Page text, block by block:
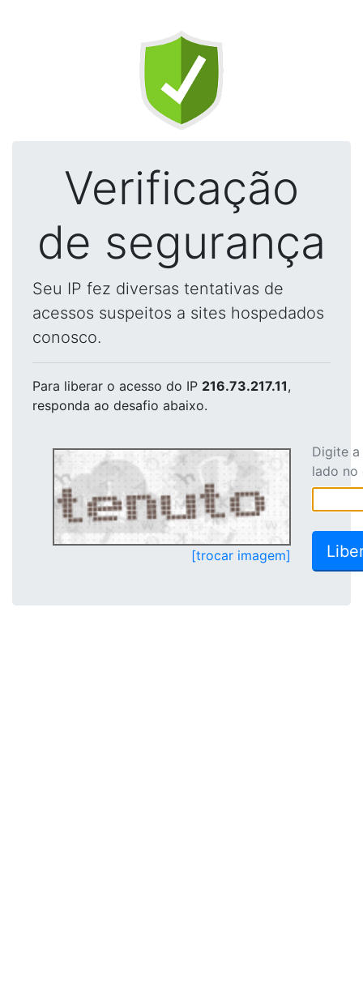
Verificação
de segurança
Seu IP fez diversas tentativas de
acessos suspeitos a sites hospedados
conosco.
Para liberar o acesso do IP 216.73.217.11,
responda ao desafio abaixo.
[trocar imagem]
Digite
lado no